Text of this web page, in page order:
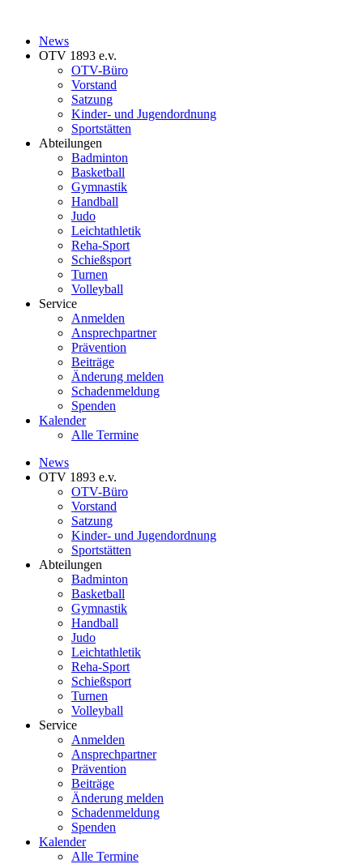
News
OTV 1893 e.v.
OTV-Büro
Vorstand
Satzung
Kinder- und Jugendordnung
Sportstätten
Abteilungen
Badminton
Basketball
Gymnastik
Handball
Judo
Leichtathletik
Reha-Sport
Schießsport
Turnen
Volleyball
Service
Anmelden
Ansprechpartner
Prävention
Beiträge
Änderung melden
Schadenmeldung
Spenden
Kalender
Alle Termine
News
OTV 1893 e.v.
OTV-Büro
Vorstand
Satzung
Kinder- und Jugendordnung
Sportstätten
Abteilungen
Badminton
Basketball
Gymnastik
Handball
Judo
Leichtathletik
Reha-Sport
Schießsport
Turnen
Volleyball
Service
Anmelden
Ansprechpartner
Prävention
Beiträge
Änderung melden
Schadenmeldung
Spenden
Kalender
Alle Termine